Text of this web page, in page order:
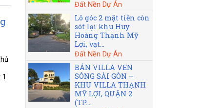
Đất Nền Dự Án
Lô góc 2 mặt tiền còn
sót lại khu Huy
Hoàng Thạnh Mỹ
Lợi, vạt...
Đất Nền Dự Án
BÁN VILLA VEN
SÔNG SÀI GÒN –
KHU VILLA THẠNH
MỸ LỢI, QUẬN 2
(TP....